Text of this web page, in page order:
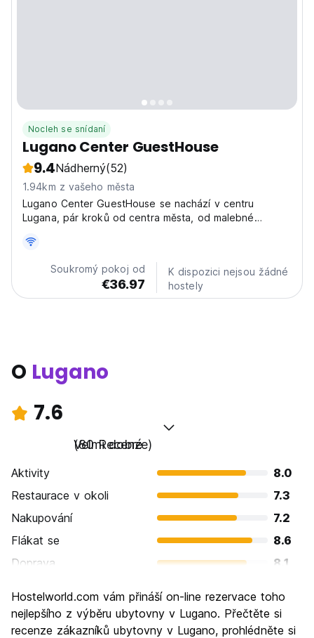
Nocleh se snídaní
Lugano Center GuestHouse
9.4Nádherný(52)
1.94km z vašeho města
Lugano Center GuestHouse se nachází v centru
Lugana, pár kroků od centra města, od malebné
Florida.
Soukromý pokoj od
€36.97
K dispozici nejsou žádné
hostely
O Lugano
7.6
Velmi dobré
(80 Recenze)
Aktivity
8.0
Restaurace v okoli
7.3
Nakupování
7.2
Flákat se
8.6
Doprava
8.1
Kultura
7.7
Noční život
6.4
Hostelworld.com vám přináší on-line rezervace toho
nejlepšího z výběru ubytovny v Lugano. Přečtěte si
recenze zákazníků ubytovny v Lugano, prohlédněte si